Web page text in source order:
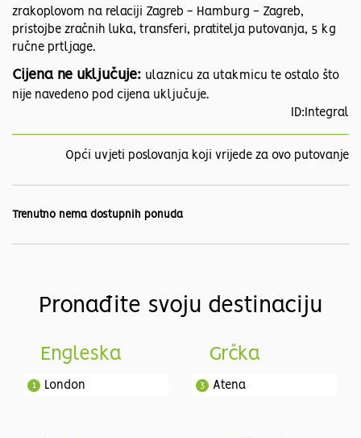
zrakoplovom na relaciji Zagreb - Hamburg - Zagreb,
pristojbe zračnih luka, transferi, pratitelja putovanja, 5 kg
ručne prtljage.
Cijena ne uključuje: ulaznicu za utakmicu te ostalo što
nije navedeno pod cijena uključuje.
ID:Integral
Opći uvjeti poslovanja koji vrijede za ovo putovanje
Trenutno nema dostupnih ponuda
Pronađite svoju destinaciju
Engleska
London
1
Grčka
Atena
3